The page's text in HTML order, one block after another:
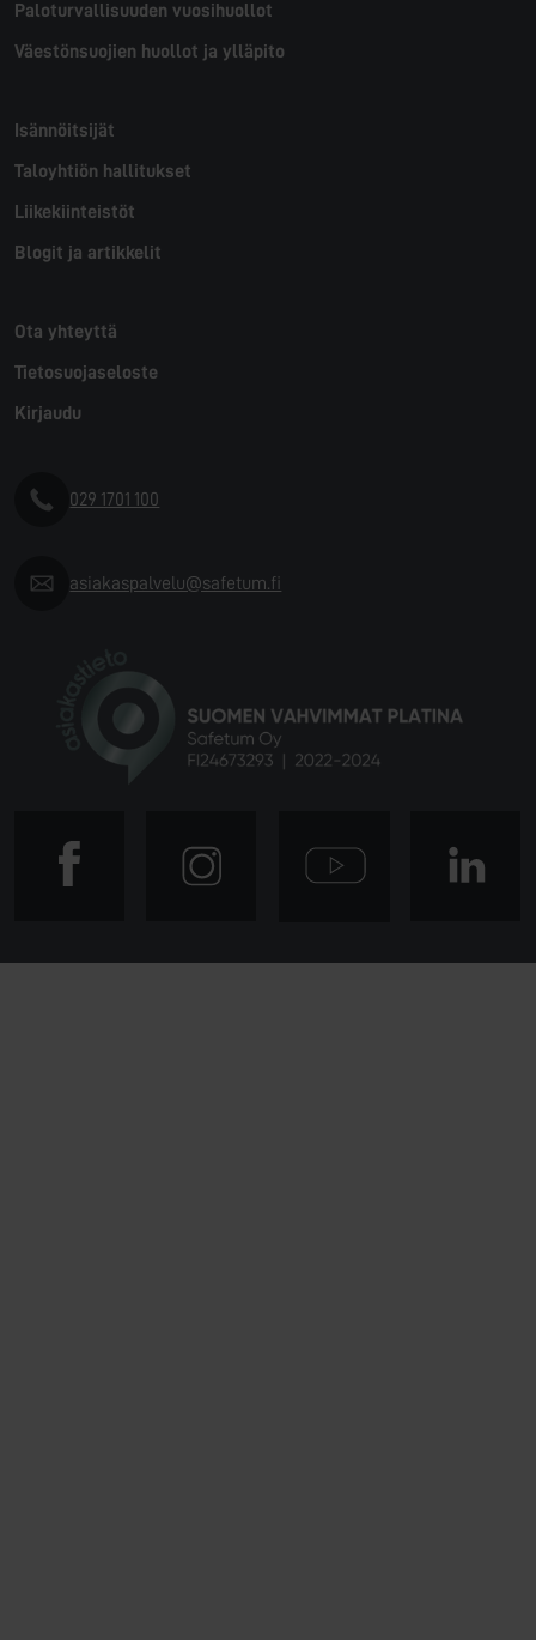
029 1701 100
asiakaspalvelu@safetum.fi
Paloturvallisuuden vuosihuollot
Väestön­suojien huollot ja ylläpito
Isännöitsijät
Taloyhtiön hallitukset
Liikekiinteistöt
Blogit ja artikkelit
Ota yhteyttä
Tietosuojaseloste
Kirjaudu